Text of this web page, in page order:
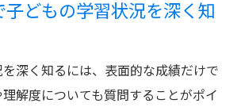
子どもの学習状況を深く知
深く知るには、表面的な成績だけで
解度についても質問することがポイ